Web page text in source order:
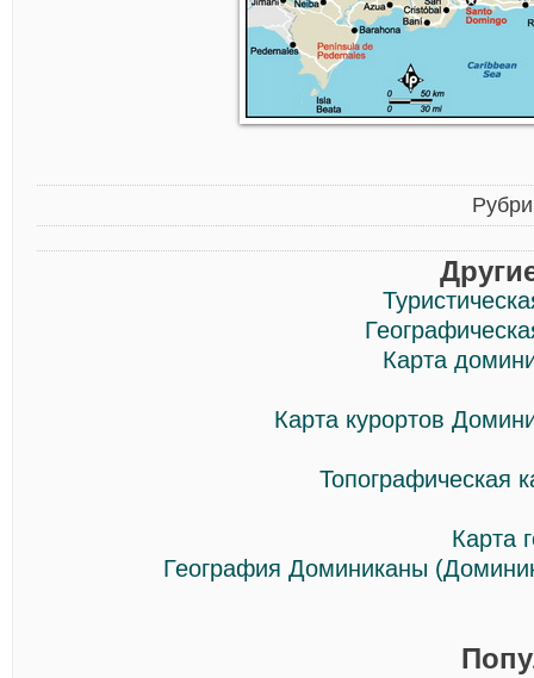
Карта
Карта курортов
Топографическая
Карта
География Доминиканы